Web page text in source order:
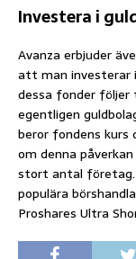
Investera i
Avanza erbjuder
att man investerar
dessa fonder följer
egentligen
beror fondens kurs
om denna
stort antal företag.
populära
Proshares Ultra